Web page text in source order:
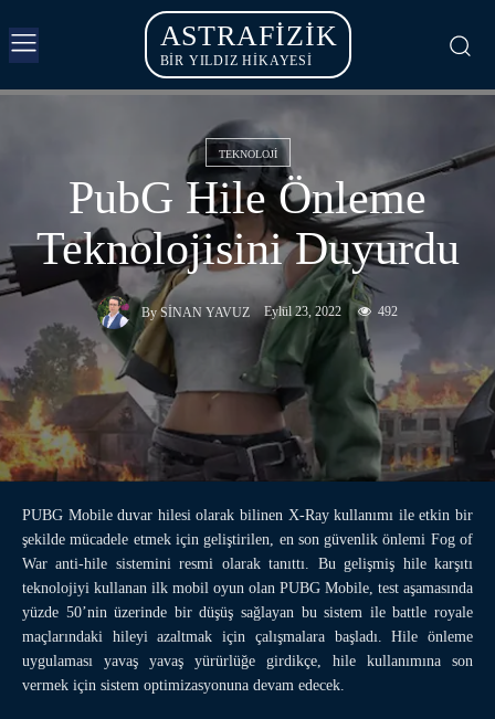
ASTRAFIZIK
BİR YILDIZ HİKAYESİ
TEKNOLOJI
PubG Hile Önleme
Teknolojisini Duyurdu
By SINAN YAVUZ Eylül 23, 2022 492
PUBG Mobile duvar hilesi olarak bilinen X-Ray kullanımı ile etkin bir
şekilde mücadele etmek için geliştirilen, en son güvenlik önlemi Fog of
War anti-hile sistemini resmi olarak tanıttı. Bu gelişmiş hile karşıtı
teknolojiyi kullanan ilk mobil oyun olan PUBG Mobile, test aşamasında
yüzde 50’nin üzerinde bir düşüş sağlayan bu sistem ile battle royale
maçlarındaki hileyi azaltmak için çalışmalara başladı. Hile önleme
uygulaması yavaş yavaş yürürlüğe girdikçe, hile kullanımına son
vermek için sistem optimizasyonuna devam edecek.